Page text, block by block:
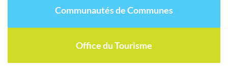
Communautés de Communes
Office du Tourisme